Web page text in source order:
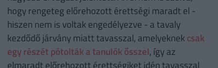
Pénzcentrumnak adott életútinterjúja során
beszélgettünk többek között: a művészethez vezető
útjáról; a gyermekkoráról, arról, miként viszonyultak a
szülei a törekvéseihez; hogy mennyivel másabb a londoni
művészvilág, mint a budapesti; hogyan hatott a
művészetére az angol főváros; hogyan fogadták
hogy rengeteg előrehozott érettségi maradt el -
hiszen nem is voltak engedélyezve - a tavaly
kezdődő járvány miatt tavasszal, amelyeknekcsak
egy részét pótolták a tanulók ősszel, így az
elmaradt előrehozott érettségiket idén tavasszal